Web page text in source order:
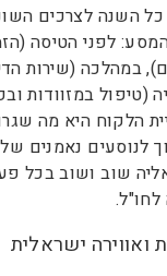
השנה לצרכים
לפני הטיסה
במהלכה (שירות
(טיפול במזוודות
הלקוח היא מה
לנוסעים נאמנים
אליה שוב ושוב בכל
ואווירה ישראלית